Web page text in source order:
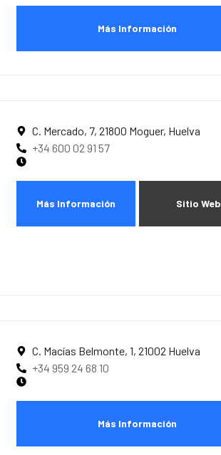
Más Información
C. Mercado, 7, 21800 Moguer, Huelva
+34 600 02 91 57
Más Información Sitio Web
C. Macías Belmonte, 1, 21002 Huelva
+34 959 24 68 10
Más Información